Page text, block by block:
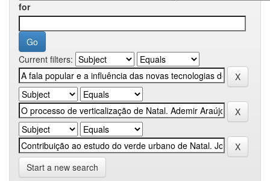
for
Current filters:
Start a new search